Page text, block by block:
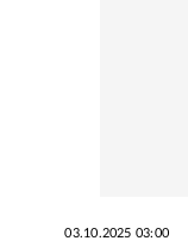
03.10.2025 03:00